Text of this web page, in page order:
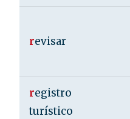
revisar
registro
turístico